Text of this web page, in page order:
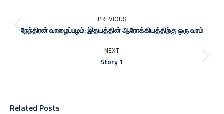
PREVIOUS
நேந்திரன் வாழைப்பழம்: இதயத்தின் ஆரோக்கியத்திற்கு ஒரு வரம்
NEXT
Story 1
Related Posts